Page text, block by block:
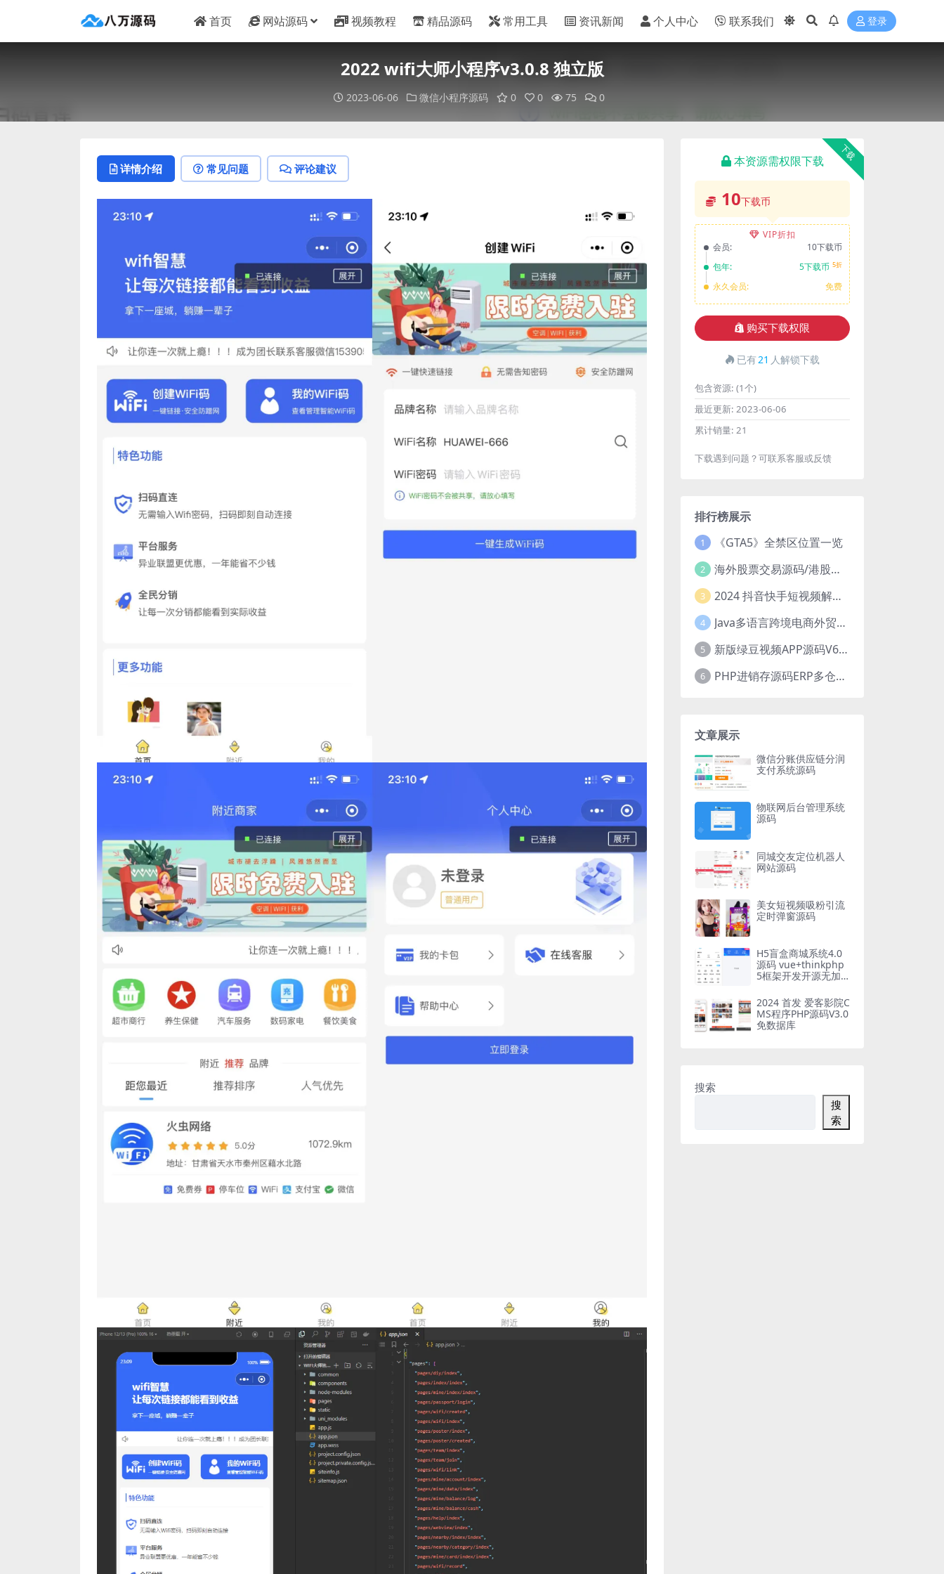
首页 网站源码 视频教程 精品源码 常用工具 资讯新闻 个人中心 联系我们 登录
2022 wifi大师小程序v3.0.8 独立版
2023-06-06 微信小程序源码 0 0 75 0
详情介绍 常见问题 评论建议
下载
本资源需权限下载
10下载币
VIP折扣
会员:
10下载币
包年:
5下载币 5折
永久会员: 免费
购买下载权限
已有21 人解锁下载
包含资源: (1个)
最近更新: 2023-06-06
累计销量: 21
下载遇到问题？可联系客服或反馈
排行榜展示
1 《GTA5》全禁区位置一览
2 海外股票交易源码/港股泰股/美股源码/印度股源码/马拉西亚股票源码/国际股票配资
3 2024 抖音快手短视频解析去水印php源码
4 Java多语言跨境电商外贸商城TikToKshop内嵌商城I商家入驻I一键铺
5 新版绿豆视频APP源码V6.6 免授权插件版
6 PHP进销存源码ERP多仓库管理系统 手机版进销存 php网络版进销存小程序
文章展示
微信分账供应链分润
支付系统源码
物联网后台管理系统
源码
同城交友定位机器人
网站源码
美女短视频吸粉引流
定时弹窗源码
H5盲盒商城系统4.0
源码 vue+thinkphp
5框架开发开源无加
2024 首发 爱客影院C
MS程序PHP源码V3.0
免数据库
搜索
搜
索